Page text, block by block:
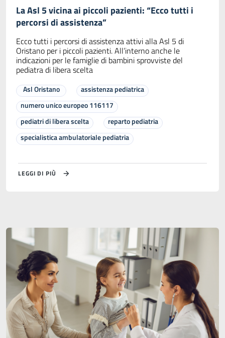
La Asl 5 vicina ai piccoli pazienti: “Ecco tutti i
percorsi di assistenza”
Ecco tutti i percorsi di assistenza attivi alla Asl 5 di
Oristano per i piccoli pazienti. All’interno anche le
indicazioni per le famiglie di bambini sprovviste del
pediatra di libera scelta
Asl Oristano
assistenza pediatrica
numero unico europeo 116117
pediatri di libera scelta
reparto pediatria
specialistica ambulatoriale pediatria
LEGGI DI PIÙ